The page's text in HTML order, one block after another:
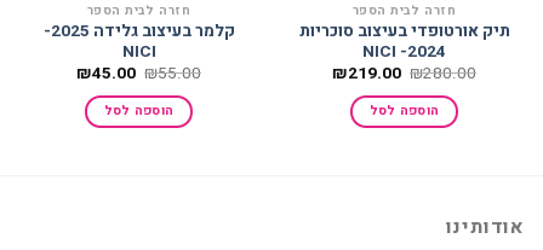
חזרה לבית הספר
תיק אורטופדי בעיצוב סוכריות
2024- NICI
₪280.00 המחיר
היה:
₪280.00.
₪219.00 המחיר
הוספה לסל
חזרה לבית הספר
קלמר בעיצוב גלידה 2025-
NICI
₪55.00 המחיר
היה:
₪55.00.
₪45.00 המחיר
הוא:
₪45.00. הוספה לסל
אודותינו